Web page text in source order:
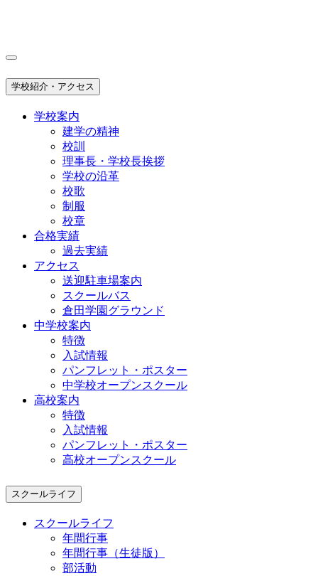
学校紹介・アクセス
学校案内
建学の精神
校訓
理事長・学校長挨拶
学校の沿革
校歌
制服
校章
合格実績
過去実績
アクセス
送迎駐車場案内
スクールバス
倉田学園グラウンド
中学校案内
特徴
入試情報
パンフレット・ポスター
中学校オープンスクール
高校案内
特徴
入試情報
パンフレット・ポスター
高校オープンスクール
スクールライフ
スクールライフ
年間行事
年間行事（生徒版）
部活動